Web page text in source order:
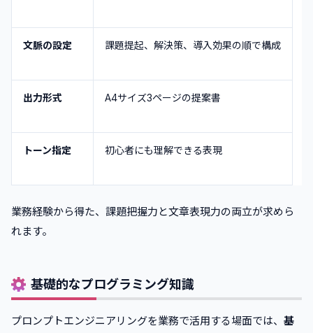
文脈の設定 課題提起、解決策、導入効果の順で構成
出力形式 A4サイズ3ページの提案書
トーン指定 初心者にも理解できる表現
業務経験から得た、課題把握力と文章表現力の両立が求めら
れます。
基礎的なプログラミング知識
プロンプトエンジニアリングを業務で活用する場面では、 基